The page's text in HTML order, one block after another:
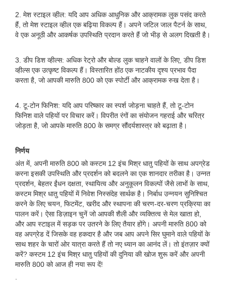
2. मेश स्टाइल व्हील: यदि आप अधिक आधुनिक और आक्रामक लुक पसंद करते
हैं, तो मेश स्टाइल व्हील एक बढ़िया विकल्प हैं। अपने जटिल जाल पैटर्न के साथ,
वे एक अनूठी और आकर्षक उपस्थिति प्रदान करते हैं जो भीड़ से अलग दिखती है।
3. डीप डिश व्हील्स: अधिक रेट्रो और बोल्ड लुक चाहने वालों के लिए, डीप डिश
व्हील्स एक उत्कृष्ट विकल्प हैं। विस्तारित होंठ एक नाटकीय दृश्य प्रभाव पैदा
करता है, जो आपकी मारुति 800 को एक स्पोर्टी और आक्रामक रुख देता है।
4. टू-टोन फिनिश: यदि आप परिष्कार का स्पर्श जोड़ना चाहते हैं, तो टू-टोन
फिनिश वाले पहियों पर विचार करें। विपरीत रंगों का संयोजन गहराई और चरित्र
जोड़ता है, जो आपके मारुति 800 के समग्र सौंदर्यशास्त्र को बढ़ाता है।
निर्णय
अंत में, अपनी मारुति 800 को कस्टम 12 इंच मिश्र धातु पहियों के साथ अपग्रेड
करना इसकी उपस्थिति और प्रदर्शन को बदलने का एक शानदार तरीका है। उन्नत
प्रदर्शन, बेहतर ईंधन दक्षता, स्थायित्व और अनुकूलन विकल्पों जैसे लाभों के साथ,
कस्टम मिश्र धातु पहियों में निवेश निस्संदेह सार्थक है। निर्बाध उन्नयन सुनिश्चित
करने के लिए चयन, फिटमेंट, खरीद और स्थापना की चरण-दर-चरण प्रक्रिया का
पालन करें। ऐसा डिज़ाइन चुनें जो आपकी शैली और व्यक्तित्व से मेल खाता हो,
और आप स्टाइल में सड़क पर उतरने के लिए तैयार होंगे। अपनी मारुति 800 को
वह अपग्रेड दें जिसके वह हकदार है और जब आप अपने सिर घुमाने वाले पहियों के
साथ शहर के चारों ओर यात्रा करते हैं तो नए ध्यान का आनंद लें। तो इंतज़ार क्यों
करें? कस्टम 12 इंच मिश्र धातु पहियों की दुनिया की खोज शुरू करें और अपनी
मारुति 800 को आज ही नया रूप दें!